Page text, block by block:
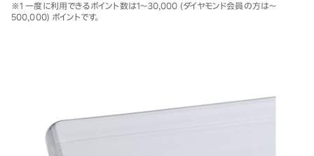
※1 一度に利用できるポイント数は1～30,000 (ダイヤモンド会員の方は～
500,000) ポイントです。